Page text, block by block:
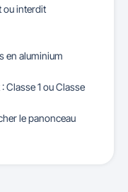
ou interdit
en aluminium
Classe 1 ou Classe
le panonceau